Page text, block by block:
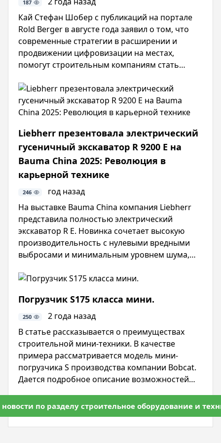
187
Кай Стефан Шобер с публикаций на портале
Rold Berger в августе года заявил о том, что
современные стратегии в расширении и
продвижении цифровизации на местах,
помогут строительным компаниям стать
Профильным проектировщикам и
разработчикам важно использовать
проверенные методы в ведении бизнеса.
можно на базе Benetics совершить прорыв в
поиске свежих идей и улучшить коммуникации
с доступом в сети .
Liebherr презентовала электрический
гусеничный экскаватор R 9200 E на
Bauma China 2025: Революция в
карьерной технике
246
год назад
На выставке Bauma China компания Liebherr
представила полностью электрический
экскаватор R E. Новинка сочетает высокую
производительность с нулевыми вредными
выбросами и минимальным уровнем шума,
развитие и экологичные технологии.
Погрузчик S175 класса мини.
250
2 года назад
В статье рассказывается о преимуществах
строительной мини-техники. В качестве
примера рассматривается модель мини-
погрузчика S производства компании Bobcat.
Дается подробное описание возможностей
перечисляются ее характеристики,
конструктивные особенности.
новости по разделу строительное оборудование и